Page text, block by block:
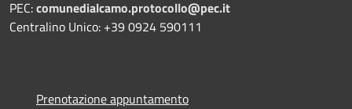
PEC:comunedialcamo.protocollo@pec.it
Centralino Unico: +39 0924 590111
Prenotazione appuntamento